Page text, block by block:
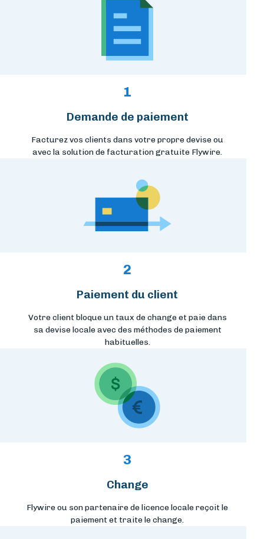
1
Demande de paiement
Facturez vos clients dans votre propre devise ou
avec la solution de facturation gratuite Flywire.
2
Paiement du client
Votre client bloque un taux de change et paie dans
sa devise locale avec des méthodes de paiement
habituelles.
3
Change
Flywire ou son partenaire de licence locale reçoit le
paiement et traite le change.